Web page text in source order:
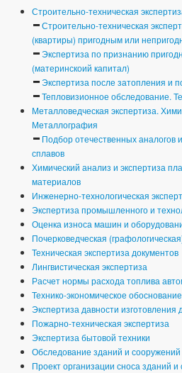
Строительно-техническая
Строительно-техническая
(квартиры) пригодным или
Экспертиза по признанию
(материнскоий капитал)
Экспертиза после затопления и
Тепловизионное обследование.
Металловедческая экспертиза.
Металлография
Подбор отечественных аналогов
сплавов
Химический анализ и экспертиза
материалов
Инженерно-технологическая
Экспертиза промышленного и
Оценка износа машин и
Почерковедческая
Техническая экспертиза документов
Лингвистическая экспертиза
Расчет нормы расхода топлива
Технико-экономическое
Экспертиза давности изготовления
Пожарно-техническая экспертиза
Экспертиза бытовой техники
Обследование зданий и
Проект организации сноса зданий